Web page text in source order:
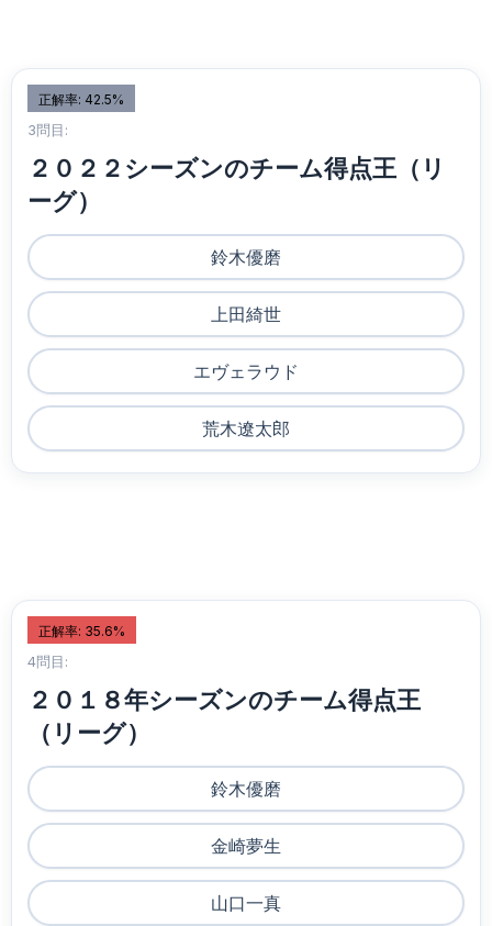
正解率: 42.5%
3問目:
２０２２シーズンのチーム得点王（リ
ーグ）
鈴木優磨
上田綺世
エヴェラウド
荒木遼太郎
正解率: 35.6%
4問目:
２０１８年シーズンのチーム得点王
（リーグ）
鈴木優磨
金崎夢生
山口一真